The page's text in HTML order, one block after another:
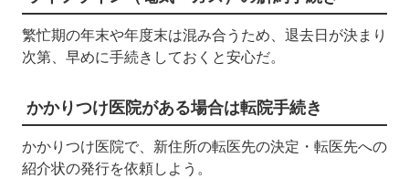
繁忙期の年末や年度末は混み合うため、退去日が決まり
次第、早めに手続きしておくと安心だ。
かかりつけ医院がある場合は転院手続き
かかりつけ医院で、新住所の転医先の決定・転医先への
紹介状の発行を依頼しよう。